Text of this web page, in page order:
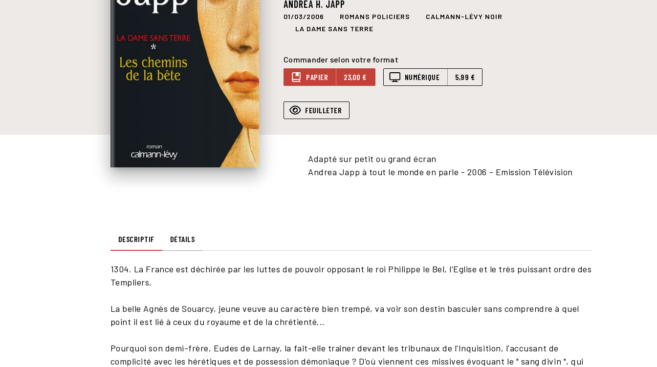
ANDREA H. JAPP
01/03/2006 ROMANS POLICIERS
CALMANN-LÉVY NOIR
LA DAME SANS TERRE
Commander selon votre format
PAPIER
23,00 € NUMÉRIQUE 5,99 €
FEUILLETER
film-roll
Adapté sur petit ou grand écran
Andrea Japp à tout le monde en parle - 2006 - Emission Télévision
DESCRIPTIF DÉTAILS
1304. La France est déchirée par les luttes de pouvoir opposant le roi Philippe le Bel, l'Eglise et le très puissant ordre des
Templiers.
La belle Agnès de Souarcy, jeune veuve au caractère bien trempé, va voir son destin basculer sans comprendre à quel
point il est lié à ceux du royaume et de la chrétienté...
Pourquoi son demi-frère, Eudes de Larnay, la fait-elle traîner devant les tribunaux de l'Inquisition, l'accusant de
complicité avec les hérétiques et de possession démoniaque ? D'où viennent ces missives évoquant le " sang divin ", qui